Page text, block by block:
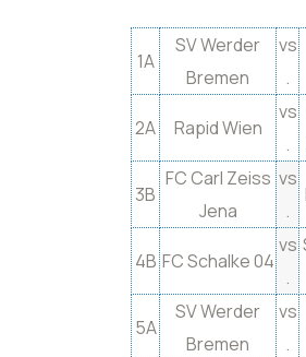
1A
SV Werder
Bremen
vs
.
2A Rapid Wien
vs
.
3B
FC Carl Zeiss
Jena
vs
.
4B FC Schalke 04
vs
.
5A
SV Werder
Bremen
vs
.